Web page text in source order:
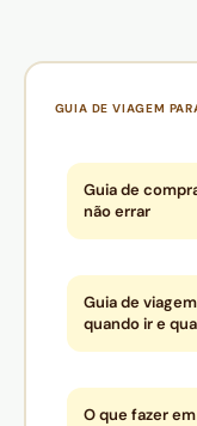
GUIA DE VIAGEM
Guia de
não errar
Guia de
quando ir e
O que fazer